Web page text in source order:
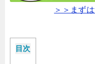
＞＞まず
目次